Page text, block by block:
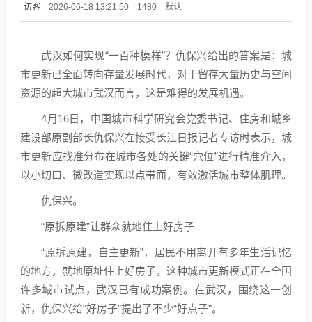
访客 2026-06-18 13:21:50 1480 默认
武汉如何实现“一百种模样”？仇保兴给出的答案是：城
市更新已全面转向存量发展时代，对于留存大量历史与空间
资源的超大城市武汉而言，这是难得的发展机遇。
4月16日，中国城市科学研究会党委书记、住房和城乡
建设部原副部长仇保兴在接受长江日报记者专访时表示，城
市更新应找准分布在城市各处的关键“穴位”进行精准介入，
以小切口、微改造实现以点带面，有效激活城市整体肌理。
仇保兴。
“原拆原建”让群众就地住上好房子
“原拆原建，自主更新”，居民不用离开有多年生活记忆
的地方，就地原址住上好房子，这种城市更新模式正在全国
许多城市试点，武汉已有成功案例。在武汉，围绕这一创
新，仇保兴给“好房子”提出了不少“好点子”。